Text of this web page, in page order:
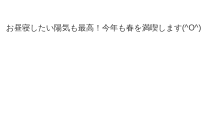
お昼寝したい陽気も最高！今年も春を満喫します(^O^)